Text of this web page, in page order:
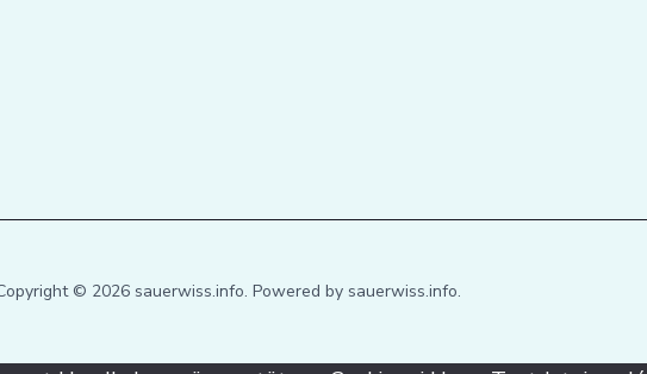
© 2026 sauerwiss.info. Powered by sauerwiss.info.